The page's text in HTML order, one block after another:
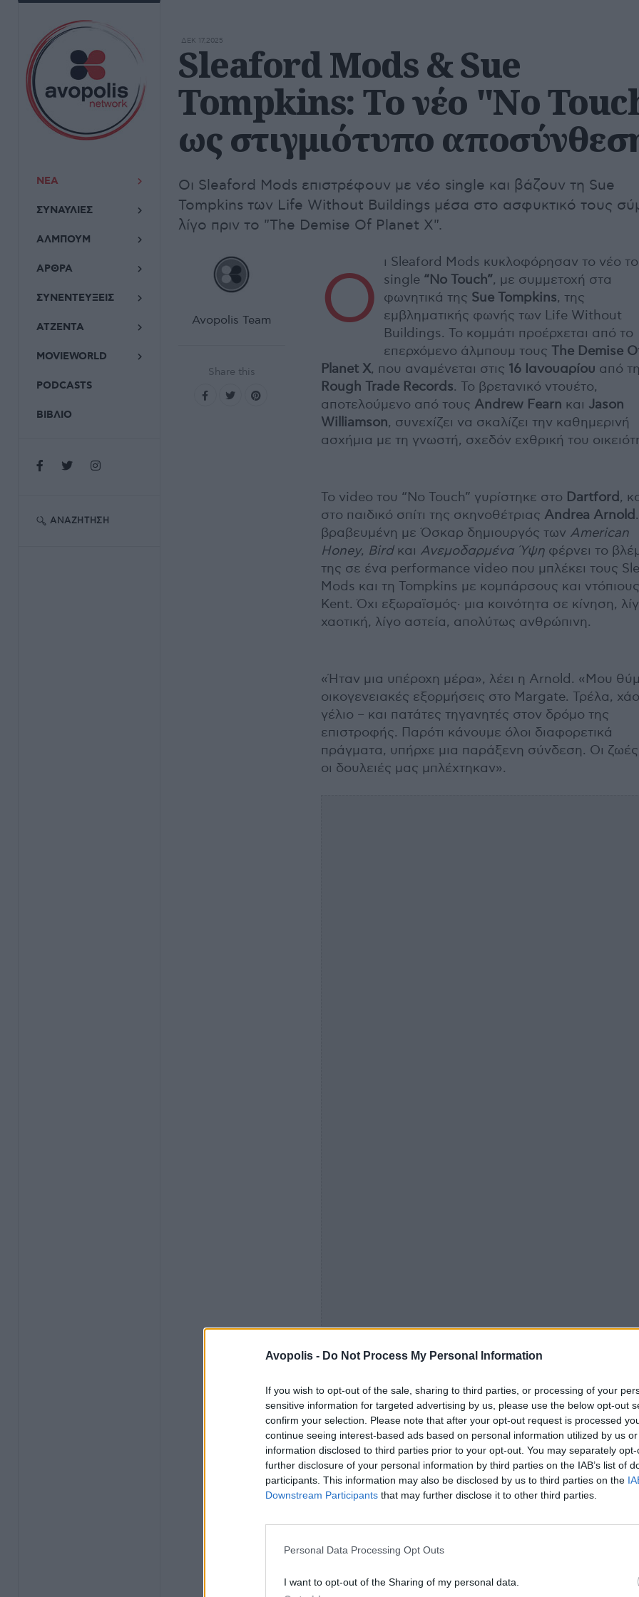
Avopolis - Do Not Process My Personal Information
If you wish to opt-out of the sale, sharing to third parties, or processing of your
sensitive information for targeted advertising by us, please use the below opt-out
confirm your selection. Please note that after your opt-out request is processed
continue seeing interest-based ads based on personal information utilized by us
information disclosed to third parties prior to your opt-out. You may separately
further disclosure of your personal information by third parties on the IAB’s list of
participants. This information may also be disclosed by us to third parties on the
Downstream Participants that may further disclose it to other third parties.
Personal Data Processing Opt Outs
I want to opt-out of the Sharing of my personal data.
ΝΕΑ
ΣΥΝΑΥΛΙΕΣ
ΑΛΜΠΟΥΜ
ΑΡΘΡΑ
ΣΥΝΕΝΤΕΥΞΕΙΣ
ΑΤΖΕΝΤΑ
MOVIEWORLD
PODCASTS
ΒΙΒΛΙΟ
ΑΝΑΖΉΤΗΣΗ
ΔΕΚ 17,2025
Sleaford Mods & Sue
Tompkins: Tο νέο "No
ως στιγμιότυπο
Οι Sleaford Mods επιστρέφουν με νέο single και βάζουν τη Sue
Tompkins των Life Without Buildings μέσα στο ασφυκτικό τους
λίγο πριν το "The Demise Of Planet X".
Avopolis Team
Share this
Ο
ι Sleaford Mods κυκλοφόρησαν το νέο
single “No Touch”, με συμμετοχή στα
φωνητικά της Sue Tompkins, της
εμβληματικής φωνής των Life Without
Buildings. Το κομμάτι προέρχεται από το
επερχόμενο άλμπουμ τους The Demise
Planet X, που αναμένεται στις 16 Ιανουαρίου από τη
Rough Trade Records. Το βρετανικό ντουέτο,
αποτελούμενο από τους Andrew Fearn και Jason
Williamson, συνεχίζει να σκαλίζει την καθημερινή
ασχήμια με τη γνωστή, σχεδόν εχθρική του
Το video του “No Touch” γυρίστηκε στο Dartford,
στο παιδικό σπίτι της σκηνοθέτριας Andrea Arnold
βραβευμένη με Όσκαρ δημιουργός των American
Honey, Birdκαι Ανεμοδαρμένα Ύψη φέρνει το
της σε ένα performance video που μπλέκει τους
Mods και τη Tompkins με κομπάρσους και
Kent. Όχι εξωραϊσμός· μια κοινότητα σε κίνηση,
χαοτική, λίγο αστεία, απολύτως ανθρώπινη.
«Ήταν μια υπέροχη μέρα», λέει η Arnold. «Μου
οικογενειακές εξορμήσεις στο Margate. Τρέλα,
γέλιο – και πατάτες τηγανητές στον δρόμο της
επιστροφής. Παρότι κάνουμε όλοι διαφορετικά
πράγματα, υπήρχε μια παράξενη σύνδεση. Οι ζωές
οι δουλειές μας μπλέχτηκαν».
Williamson θυμάται πώς ξεκίνησαν όλα: «Η Sue
έστειλε κάτι ωμά voice notes, ιδέες
στην κουζίνα της. Ήταν καταπληκτικά». Τη
κανόνισαν οι Jeannette LeeκαιGeoff Travisτης
Trade – της ίδιας εταιρείας που το 2001 είχε
κυκλοφορήσει το
Any Other City
, το ντεμπούτο
Without Buildings, με το“The Leanover”να αποκτά
«Η Sue ήρθε στο στούντιο στο Μπρίστολ για δύο
κομμάτι», συνεχίζει ο Williamson. «Έφερε μικρές,